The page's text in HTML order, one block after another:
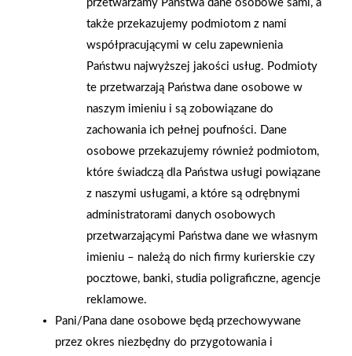
gra z WOŚP. Powstała
firmowa eSkarbonka na
rzecz gastroenterologii
dziecięcej
Zacisze S.A. dołącza do
Grupy PSB. Sieć kończy
rok strategicznym
otwarciem po
rebrandingu
także przekazujemy podmiotom z nami
współpracującymi w celu zapewnienia
Państwu najwyższej jakości usług. Podmioty
te przetwarzają Państwa dane osobowe w
naszym imieniu i są zobowiązane do
zachowania ich pełnej poufności. Dane
osobowe przekazujemy również podmiotom,
które świadczą dla Państwa usługi powiązane
z naszymi usługami, a które są odrębnymi
administratorami danych osobowych
przetwarzającymi Państwa dane we własnym
imieniu – należą do nich firmy kurierskie czy
pocztowe, banki, studia poligraficzne, agencje
reklamowe.
Pani/Pana dane osobowe będą przechowywane
przez okres niezbędny do przygotowania i